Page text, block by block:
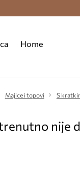
Home
Majice i topovi S
nije